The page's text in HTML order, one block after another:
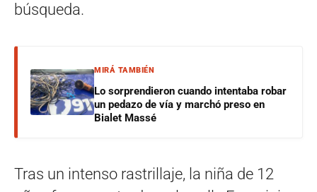
búsqueda.
MIRÁ TAMBIÉN
Lo sorprendieron cuando intentaba robar
un pedazo de vía y marchó preso en
Bialet Massé
Tras un intenso rastrillaje, la niña de 12